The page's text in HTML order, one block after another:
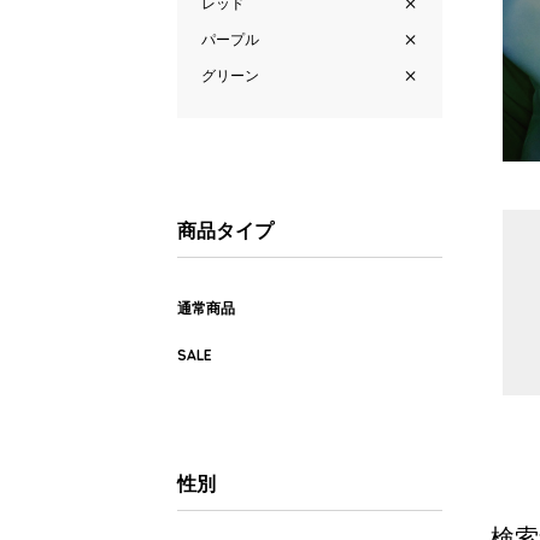
パープル
グリーン
商品タイプ
通常商品
SALE
性別